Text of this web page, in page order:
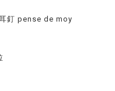
釘 pense de moy